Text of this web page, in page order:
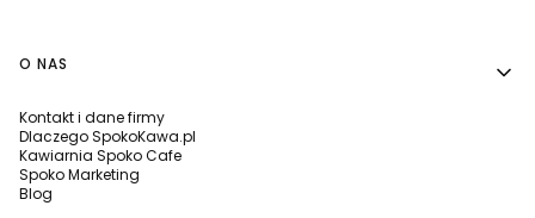
Linki w stopce
O NAS
Kontakt i dane firmy
Dlaczego SpokoKawa.pl
Kawiarnia Spoko Cafe
Spoko Marketing
Blog